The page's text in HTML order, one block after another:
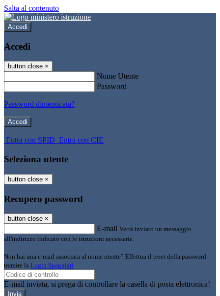
Salta al contenuto
Accedi
Accedi
button close ×
Nome Utente
Password
Password dimenticata?
-
Entra con SPID Entra con CIE
Seleziona utente
button close ×
Recupero password
button close ×
E-mail Verrà inviato un messaggio
all'indirizzo indicato con le istruzioni necessarie.
Non hai una e-mail associata al nome utente? Effettua il reset della password
tramite la Login Spaggiari
E-mail inviata, si prega di controllare la casella di posta elettronica!